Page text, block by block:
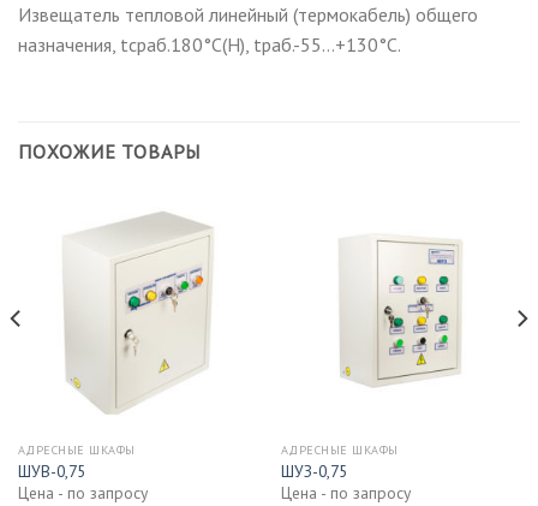
Извещатель тепловой линейный (термокабель) общего
назначения, tсраб.180°С(H), tраб.-55…+130°С.
ПОХОЖИЕ ТОВАРЫ
АДРЕСНЫЕ ШКАФЫ
ШУВ-0,75
Цена - по запросу
АДРЕСНЫЕ ШКАФЫ
ШУЗ-0,75
Цена - по запросу